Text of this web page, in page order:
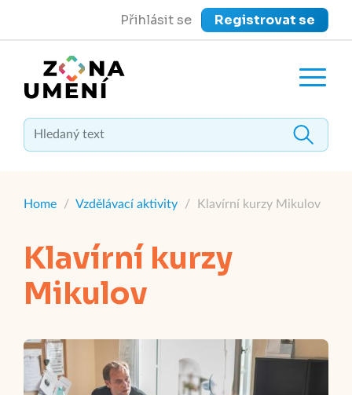
Přihlásit se Registrovat se
Zavřít menu
Home / Vzdělávací aktivity / Klavírní kurzy Mikulov
Klavírní kurzy
Mikulov